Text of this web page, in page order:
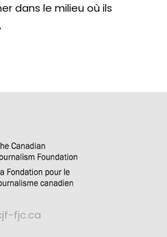
dans le milieu où ils
fjc.ca